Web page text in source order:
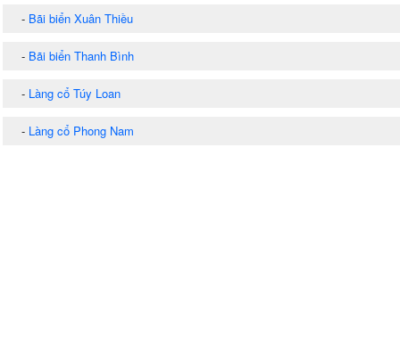
- Bãi biển Xuân Thiều
- Bãi biển Thanh Bình
- Làng cổ Túy Loan
- Làng cổ Phong Nam